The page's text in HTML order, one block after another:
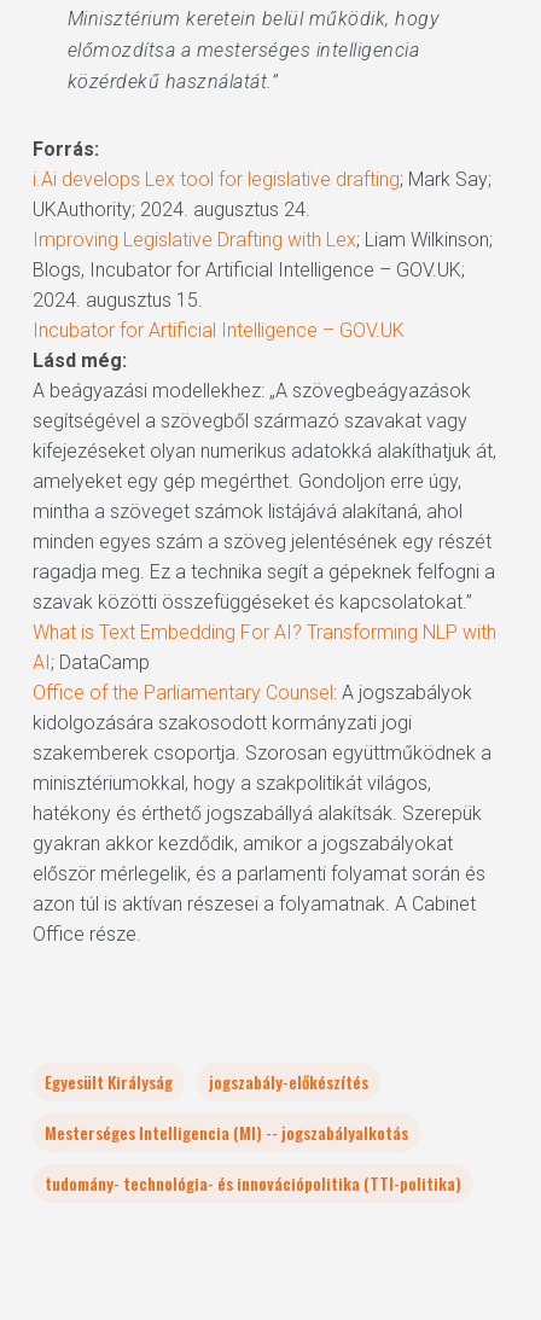
Minisztérium keretein belül működik, hogy
előmozdítsa a mesterséges intelligencia
közérdekű használatát.”
Forrás:
i.Ai develops Lex tool for legislative drafting; Mark Say;
UKAuthority; 2024. augusztus 24.
Improving Legislative Drafting with Lex; Liam Wilkinson;
Blogs, Incubator for Artificial Intelligence – GOV.UK;
2024. augusztus 15.
Incubator for Artificial Intelligence – GOV.UK
Lásd még:
A beágyazási modellekhez: „A szövegbeágyazások
segítségével a szövegből származó szavakat vagy
kifejezéseket olyan numerikus adatokká alakíthatjuk át,
amelyeket egy gép megérthet. Gondoljon erre úgy,
mintha a szöveget számok listájává alakítaná, ahol
minden egyes szám a szöveg jelentésének egy részét
ragadja meg. Ez a technika segít a gépeknek felfogni a
szavak közötti összefüggéseket és kapcsolatokat.”
What is Text Embedding For AI? Transforming NLP with
AI; DataCamp
Office of the Parliamentary Counsel: A jogszabályok
kidolgozására szakosodott kormányzati jogi
szakemberek csoportja. Szorosan együttműködnek a
minisztériumokkal, hogy a szakpolitikát világos,
hatékony és érthető jogszabállyá alakítsák. Szerepük
gyakran akkor kezdődik, amikor a jogszabályokat
először mérlegelik, és a parlamenti folyamat során és
azon túl is aktívan részesei a folyamatnak. A Cabinet
Office része.
Egyesült Királyság
jogszabály-előkészítés
Mesterséges Intelligencia (MI) -- jogszabályalkotás
tudomány- technológia- és innovációpolitika (TTI-politika)